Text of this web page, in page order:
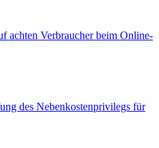
achten Verbraucher beim Online-
des Nebenkostenprivilegs für